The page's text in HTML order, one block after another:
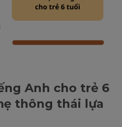
Anh cho trẻ 6
thông thái lựa